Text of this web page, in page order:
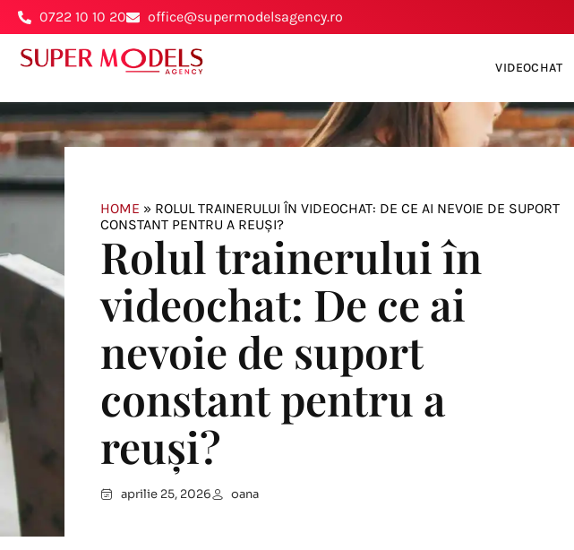
0722 10 10 20 office@supermodelsagency.ro
VIDEOCHAT
HOME » ROLUL TRAINERULUI ÎN VIDEOCHAT: DE CE AI NEVOIE DE SUPORT
CONSTANT PENTRU A REUȘI?
Rolul trainerului în
videochat: De ce ai
nevoie de suport
constant pentru a
reuși?
aprilie 25, 2026 oana